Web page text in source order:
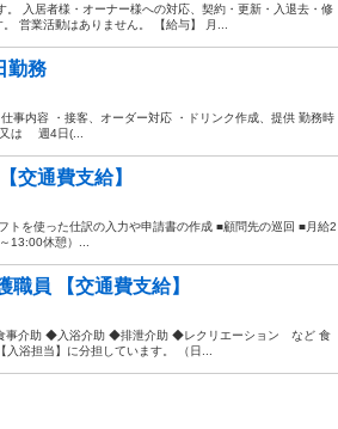
。 入居者様・オーナー様への対応、契約・更新・入退去・修
営業活動はありません。 【給与】 月...
勤務
内容 ・接客、オーダー対応 ・ドリンク作成、提供 勤務時
は 週4日(...
交通費支給】
を使った仕訳の入力や申請書の作成 ■顧問先の巡回 ■月給2
13:00休憩）...
員 【交通費支給】
事介助 ◆入浴介助 ◆排泄介助 ◆レクリエーション など 食
浴担当】に分担しています。 （日...